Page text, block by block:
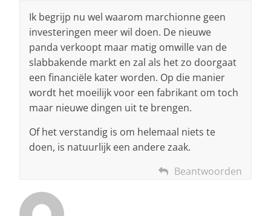
Ik begrijp nu wel waarom marchionne geen
investeringen meer wil doen. De nieuwe
panda verkoopt maar matig omwille van de
slabbakende markt en zal als het zo doorgaat
een financiële kater worden. Op die manier
wordt het moeilijk voor een fabrikant om toch
maar nieuwe dingen uit te brengen.
Of het verstandig is om helemaal niets te
doen, is natuurlijk een andere zaak.
Beantwoorden